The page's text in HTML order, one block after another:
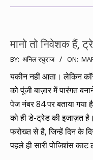
मानो तो निवेशक हैं,
2013-
03-
10
BY: अनिल रघुराज ON:
यकीन नहीं आता। लेकिन
को पूंजी बाज़ार में पारंगत
पेज नंबर 84 पर बताया गया
को ही डे-ट्रेड की इजाज़त
फरोख्त से है, जिन्हें दिन के
पहले ही सारी पोजिशंस